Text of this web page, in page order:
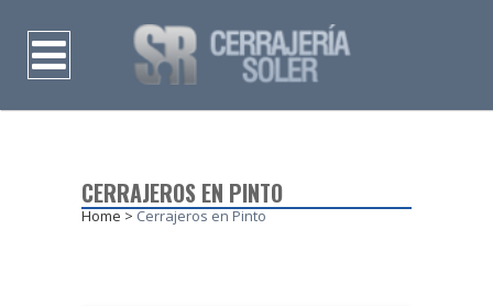
CERRAJEROS EN PINTO
Home>Cerrajeros en Pinto